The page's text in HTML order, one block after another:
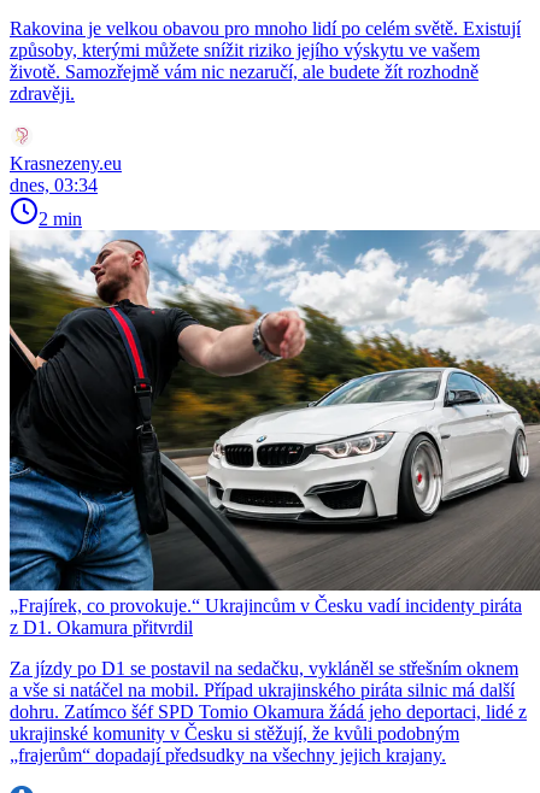
Rakovina je velkou obavou pro mnoho lidí po celém světě. Existují
způsoby, kterými můžete snížit riziko jejího výskytu ve vašem
životě. Samozřejmě vám nic nezaručí, ale budete žít rozhodně
zdravěji.
Krasnezeny.eu
dnes, 03:34
2 min
„Frajírek, co provokuje.“ Ukrajincům v Česku vadí incidenty piráta
z D1. Okamura přitvrdil
Za jízdy po D1 se postavil na sedačku, vykláněl se střešním oknem
a vše si natáčel na mobil. Případ ukrajinského piráta silnic má další
dohru. Zatímco šéf SPD Tomio Okamura žádá jeho deportaci, lidé z
ukrajinské komunity v Česku si stěžují, že kvůli podobným
„frajerům“ dopadají předsudky na všechny jejich krajany.